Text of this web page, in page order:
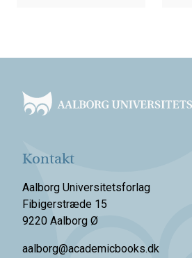
Kontakt
Aalborg Universitetsforlag
Fibigerstræde 15
9220 Aalborg Ø
aalborg@academicbooks.dk